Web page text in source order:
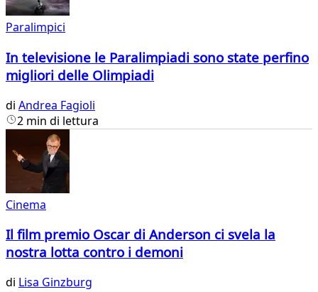
Paralimpici
In televisione le Paralimpiadi sono state perfino
migliori delle Olimpiadi
di Andrea Fagioli
2 min di lettura
Cinema
Il film premio Oscar di Anderson ci svela la
nostra lotta contro i demoni
di Lisa Ginzburg